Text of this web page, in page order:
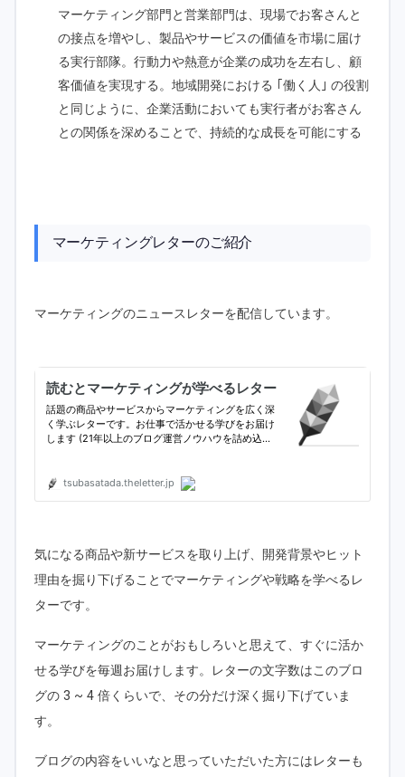
マーケティング部門と営業部門は、現場でお客さんと
の接点を増やし、製品やサービスの価値を市場に届け
る実行部隊。行動力や熱意が企業の成功を左右し、顧
客価値を実現する。地域開発における ｢働く人｣ の役割
と同じように、企業活動においても実行者がお客さん
との関係を深めることで、持続的な成長を可能にする
マーケティングレターのご紹介
マーケティングのニュースレターを配信しています。
気になる商品や新サービスを取り上げ、開発背景やヒット
理由を掘り下げることでマーケティングや戦略を学べるレ
ターです。
マーケティングのことがおもしろいと思えて、すぐに活か
せる学びを毎週お届けします。レターの文字数はこのブロ
グの 3 ~ 4 倍くらいで、その分だけ深く掘り下げていま
す。
ブログの内容をいいなと思っていただいた方にはレターも